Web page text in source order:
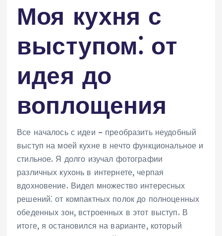
Моя кухня с
выступом⁚ от
идея до
воплощения
Все началось с идеи – преобразить неудобный
выступ на моей кухне в нечто функциональное и
стильное. Я долго изучал фотографии
различных кухонь в интернете, черпая
вдохновение. Видел множество интересных
решений⁚ от компактных полок до полноценных
обеденных зон, встроенных в этот выступ. В
итоге, я остановился на варианте, который